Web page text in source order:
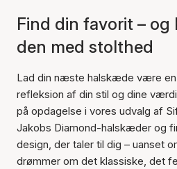
Find din favorit –
den med stolthed
Lad din næste halskæde være en
refleksion af din stil og dine
på opdagelse i vores udvalg af
Jakobs Diamond-halskæder og
design, der taler til dig – uanset
drømmer om det klassiske, det